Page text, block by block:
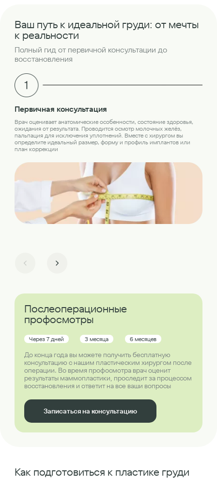
Ваш путь к идеальной груди: от мечты
к реальности
Полный гид от первичной консультации до
восстановления
Первичная консультация
Врач оценивает анатомические особенности, состояние здоровья,
ожидания от результата. Проводится осмотр молочных желёз,
пальпация для исключения уплотнений. Вместе с хирургом вы
определите идеальный размер, форму и профиль имплантов или
план коррекции
Послеоперационные
профосмотры
Через 7 дней 3 месяца 6 месяцев
До конца года вы можете получить бесплатную
консультацию с нашим пластическим хирургом после
операции. Во время профосмотра врач оценит
результаты маммопластики, проследит за процессом
восстановления и ответит на все ваши вопросы
Записаться на консультацию
Как подготовиться к пластике груди